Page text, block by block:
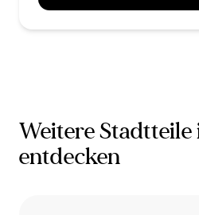
Weitere
entdecken